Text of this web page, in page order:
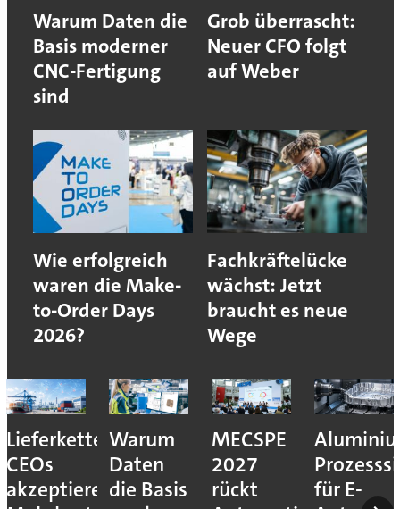
Warum Daten die
Basis moderner
CNC-Fertigung
sind
Grob überrascht:
Neuer CFO folgt
auf Weber
Wie erfolgreich
waren die Make-
to-Order Days
2026?
Fachkräftelücke
wächst: Jetzt
braucht es neue
Wege
Lieferkettenresilienz:
CEOs
akzeptieren
Warum
Daten
die Basis
MECSPE
2027
rückt
für E-